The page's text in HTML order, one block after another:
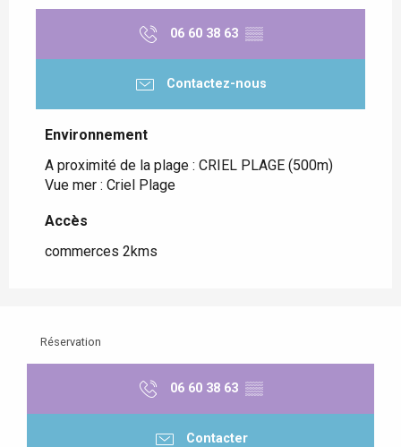
06 60 38 63 ▒▒
Contactez-nous
Environnement
Environnement
A proximité de la plage : CRIEL PLAGE (500m)
Vue mer : Criel Plage
Accès
Accès
commerces 2kms
Réservation
06 60 38 63 ▒▒
Contacter